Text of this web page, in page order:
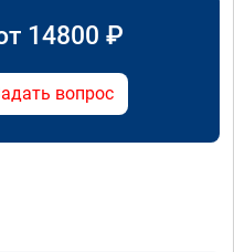
14800 ₽
вопрос